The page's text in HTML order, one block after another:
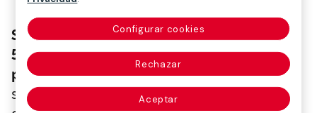
Se estima que el 20% de los adultos y el
50% de los estudiantes tienen graves
problemas de procrastinación.De hecho,
son conscientes de que es un
Configurar cookies
Rechazar
Aceptar